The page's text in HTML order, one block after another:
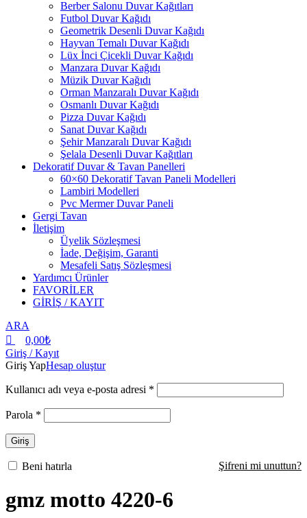
Berber Salonu Duvar Kağıtları
Futbol Duvar Kağıdı
Geometrik Desenli Duvar Kağıdı
Hayvan Temalı Duvar Kağıdı
Lüx İnci Çicekli Duvar Kağıdı
Manzara Duvar Kağıdı
Müzik Duvar Kağıdı
Orman Manzaralı Duvar Kağıdı
Osmanlı Duvar Kağıdı
Pizza Duvar Kağıdı
Sanat Duvar Kağıdı
Şehir Manzaralı Duvar Kağıdı
Şelala Desenli Duvar Kağıtları
Dekoratif Duvar & Tavan Panelleri
60×60 Dekoratif Tavan Paneli Modelleri
Lambiri Modelleri
Pvc Mermer Duvar Paneli
Gergi Tavan
İletişim
Üyelik Sözleşmesi
İade, Değişim, Garanti
Mesafeli Satış Sözleşmesi
Yardımcı Ürünler
FAVORİLER
GİRİŞ / KAYIT
ARA
0,00₺
Giriş / Kayıt
Giriş YapHesap oluştur
Kullanıcı adı veya e-posta adresi *
Parola *
Giriş
Şifreni mi unuttun?
Beni hatırla
gmz motto 4220-6